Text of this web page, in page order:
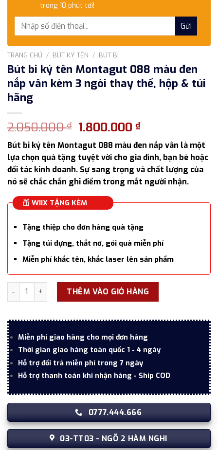
trong 10 phút tới!
TRANG CHỦ / BÚT KÝ TÊN / BÚT BI
Bút bi ký tên Montagut 088 màu đen
nắp vân kèm 3 ngòi thay thế, hộp & túi
hãng
2.050.000₫ Giá
gốc
là:
2.050.000 ₫.
1.800.000₫Giá
hiện
tại
là:
1.800.000 ₫.
Bút bi ký tên Montagut 088 màu đen nắp vân là một
lựa chọn quà tặng tuyệt vời cho gia đình, bạn bè hoặc
đối tác kinh doanh. Sự sang trọng và chất lượng của
nó sẽ chắc chắn ghi điểm trong mắt người nhận.
WIIX TẶNG KÈM
Tặng thiệp cho đơn hàng quà tặng
Tặng túi đựng, thắt nơ, gói quà miễn phí
Miễn phí khắc tên, khắc laser lên sản phẩm
Bút bi ký tên Montagut 088 màu đen nắp vân kèm 3 ngòi
THÊM VÀO GIỎ HÀNG
Miễn phí giao hàng cho mọi đơn hàng
Thời gian giao hàng toàn quốc 1 - 4 ngày
Hỗ trợ đổi trả miễn phí trong 7 ngày
Hỗ trợ thanh toán khi nhận hàng - Ship COD
0777.444.666
03-TT03 - NGÕ 2 HÀM NGHI